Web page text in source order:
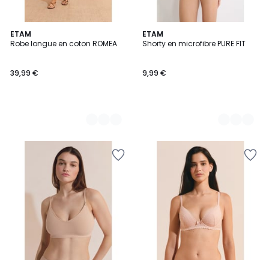
ETAM
Robe longue en coton ROMEA
39,99 €
2
Couleurs
ETAM
Shorty en microfibre PURE FIT
9,99 €
8
Couleurs